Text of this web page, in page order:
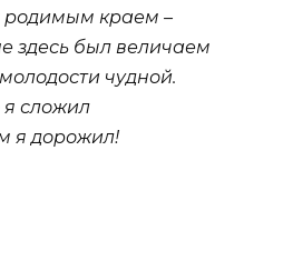
краем –
здесь был величаем
чудной.
я сложил
я дорожил!